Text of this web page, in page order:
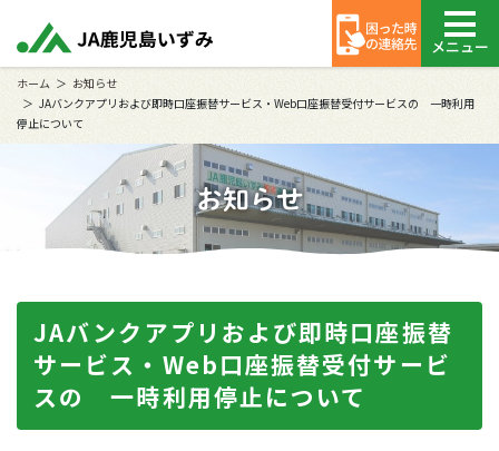
メニュー
ホーム
お知らせ
JAバンクアプリおよび即時口座振替サービス・Web口座振替受付サービスの 一時利用
停止について
お知らせ
JAバンクアプリおよび即時口座振替
サービス・Web口座振替受付サービ
スの 一時利用停止について